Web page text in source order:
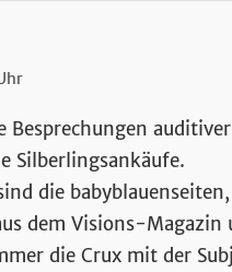
Besprechungen
Silberlingsankäufe.
die
dem Visions-
die Crux mit der